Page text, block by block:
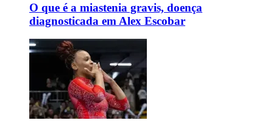
O que é a miastenia gravis, doença
diagnosticada em Alex Escobar